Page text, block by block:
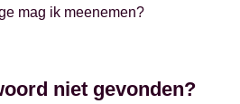
mag ik meenemen?
niet gevonden?